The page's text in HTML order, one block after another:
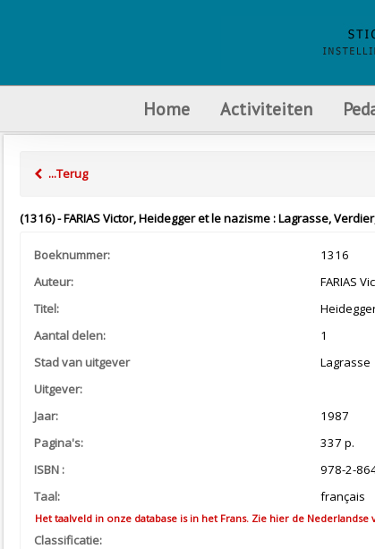
Home Activiteiten
...Terug
(1316) - FARIAS Victor, Heidegger et le nazisme : Lagrasse,
Boeknummer:
1316
Auteur:
FARIAS
Titel:
Aantal delen:
1
Stad van uitgever
Lagrasse
Uitgever:
Jaar:
1987
Pagina's:
337 p.
ISBN :
978-2-
Taal:
français
Het taalveld in onze database is in het Frans. Zie hier de Nederlandse
Classificatie: